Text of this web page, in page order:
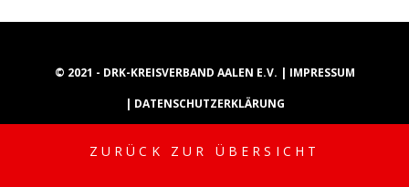
© 2021 - DRK-KREISVERBAND AALEN E.V. | IMPRESSUM
| DATENSCHUTZERKLÄRUNG
INSTAGRAM
YOUTUBE
ZURÜCK ZUR ÜBERSICHT